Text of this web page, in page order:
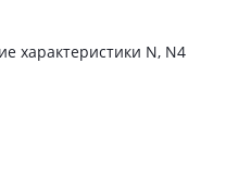
характеристики N, N4